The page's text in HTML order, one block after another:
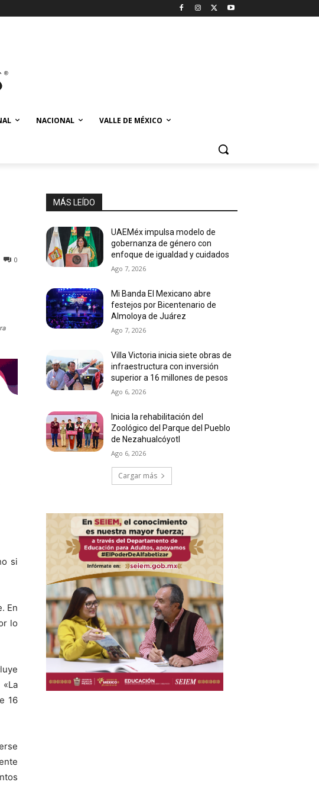
NACIONAL VALLE DE MÉXICO
0
si
En
lo
16
MÁS LEÍDO
UAEMéx impulsa modelo de
gobernanza de género con
enfoque de igualdad y cuidados
Ago 7, 2026
Mi Banda El Mexicano abre
festejos por Bicentenario de
Almoloya de Juárez
Ago 7, 2026
Villa Victoria inicia siete obras de
infraestructura con inversión
superior a 16 millones de pesos
Ago 6, 2026
Inicia la rehabilitación del
Zoológico del Parque del Pueblo
de Nezahualcóyotl
Ago 6, 2026
Cargar más